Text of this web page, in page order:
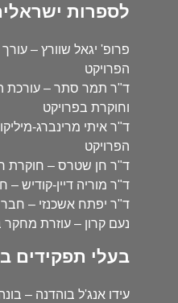
לספרות
פרופ' יגאל שוורץ –
הפרויקט
ד"ר תמר סתר – עורכת
וחוקרת בפרויקט
ד"ר איתי מרינברג-
הפרויקט
ד"ר חן שטרס – חוקרת
ד"ר מוריה דיין-קודיש
ד"ר יפתח אשכנזי –
נעם קרון – עוזרת מחקר
בעלי תפקידים
עידו אנג'ל בוהדנה –